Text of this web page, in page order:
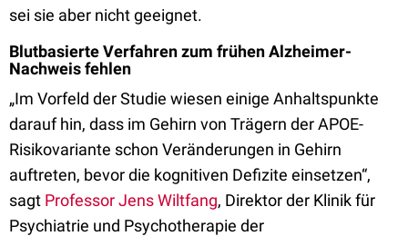
sei sie aber nicht geeignet.
Blutbasierte Verfahren zum frühen Alzheimer-
Nachweis fehlen
„Im Vorfeld der Studie wiesen einige Anhaltspunkte
darauf hin, dass im Gehirn von Trägern der APOE-
Risikovariante schon Veränderungen in Gehirn
auftreten, bevor die kognitiven Defizite einsetzen“,
sagt Professor Jens Wiltfang, Direktor der Klinik für
Psychiatrie und Psychotherapie der